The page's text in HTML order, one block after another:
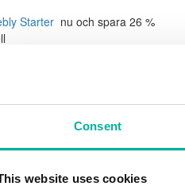
Consent
website uses cookies
Starter nu och spara 26 %
besökare/mån
Köp nu